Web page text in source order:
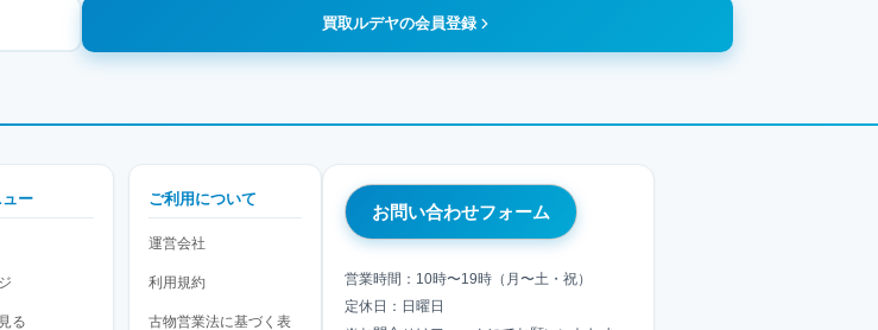
買取ルデヤの会員登録
ー
る
ご利用について
運営会社
利用規約
古物営業法に基づく表
お問い合わせフォーム
営業時間：10時〜19時（月〜土・祝）
定休日：日曜日